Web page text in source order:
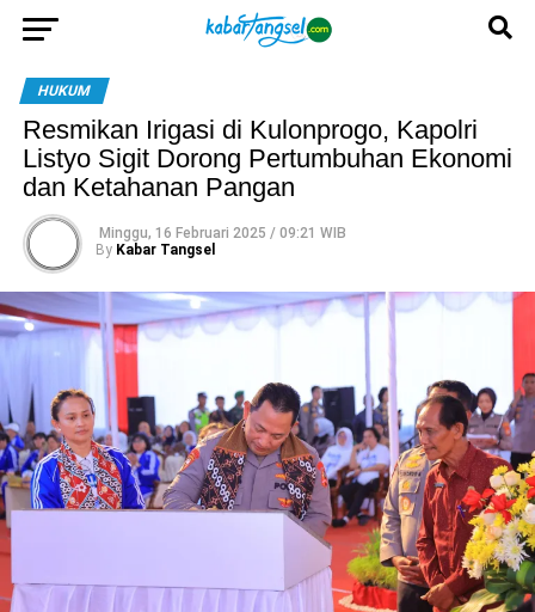
HUKUM
Resmikan Irigasi di Kulonprogo, Kapolri
Listyo Sigit Dorong Pertumbuhan Ekonomi
dan Ketahanan Pangan
Minggu, 16 Februari 2025 / 09:21 WIB
By Kabar Tangsel